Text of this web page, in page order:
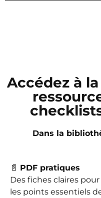
Accédez à
Dans la
📄 PDF pratiques
Des fiches claires
les points essentiels